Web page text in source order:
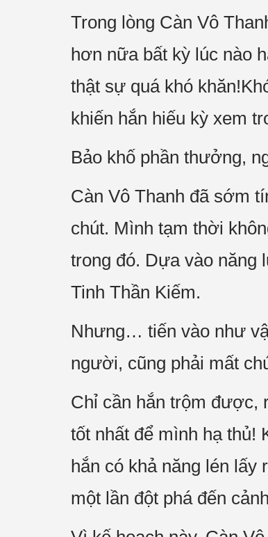
Trong lòng Càn Vô
hơn nữa bất kỳ lúc nào
thật sự quá khó
khiến hắn hiếu kỳ xem
Bảo khố phần thưởng,
Càn Vô Thanh đã sớm
chút. Mình tạm thời
trong đó. Dựa vào năng
Tinh Thần Kiếm.
Nhưng… tiến vào như
người, cũng phải mất
Chỉ cần hắn trộm được,
tốt nhất để mình hạ thủ!
hắn có khả năng lén lấy
một lần đột phá đến